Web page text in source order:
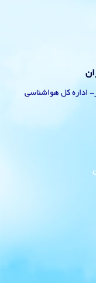
قائمشهر- اداره کل هواشناسی